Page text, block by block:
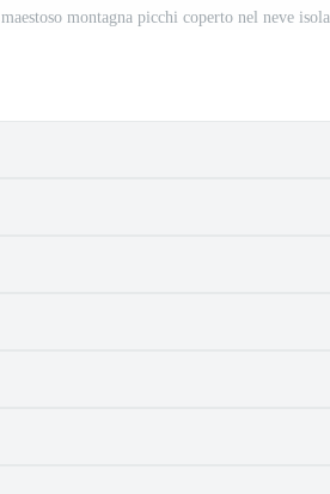
maestoso montagna picchi coperto nel neve